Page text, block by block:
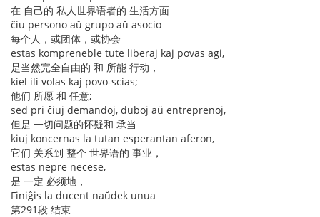
在 自己的 私人世界语者的 生活方面
ĉiu persono aŭ grupo aŭ asocio
每个人，或团体，或协会
estas kompreneble tute liberaj kaj povas agi,
是当然完全自由的 和 所能 行动，
kiel ili volas kaj povo-scias;
他们 所愿 和 任意;
sed pri ĉiuj demandoj, duboj aŭ entreprenoj,
但是 一切问题的怀疑和 承当
kiuj koncernas la tutan esperantan aferon,
它们 关系到 整个 世界语的 事业，
estas nepre necese,
是 一定 必须地，
Finiĝis la ducent naŭdek unua
第291段 结束